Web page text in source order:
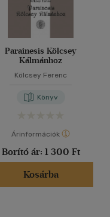
Parainesis Kölcsey
Kálmánhoz
Kölcsey Ferenc
Könyv
Árinformációk
Borító ár: 1 300 Ft
Kosárba